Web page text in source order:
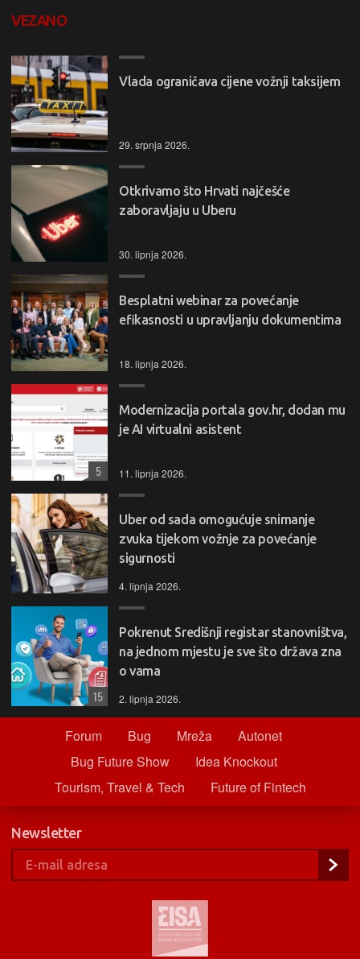
VEZANO
Vlada ograničava cijene vožnji taksijem
29. srpnja 2026.
Otkrivamo što Hrvati najčešće
zaboravljaju u Uberu
30. lipnja 2026.
Besplatni webinar za povećanje
efikasnosti u upravljanju dokumentima
18. lipnja 2026.
Modernizacija portala gov.hr, dodan mu
je AI virtualni asistent
11. lipnja 2026.
5
Uber od sada omogućuje snimanje
zvuka tijekom vožnje za povećanje
sigurnosti
4. lipnja 2026.
Pokrenut Središnji registar stanovništva,
na jednom mjestu je sve što država zna
o vama
2. lipnja 2026.
15
Forum Bug Mreža
Autonet
Bug Future Show
Idea Knockout
Tourism, Travel & Tech
Future of Fintech
Newsletter